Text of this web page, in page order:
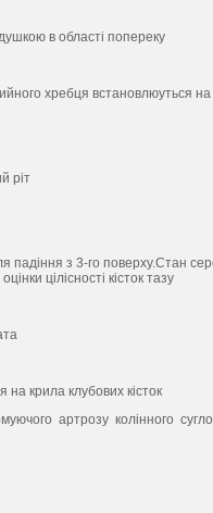
в областi попереку
хребця встановлюуться
рiт
падiння з 3-го поверху.Стан
цiлiсностi кiсток тазу
на крила клубових кiсток
артрозу колiнного